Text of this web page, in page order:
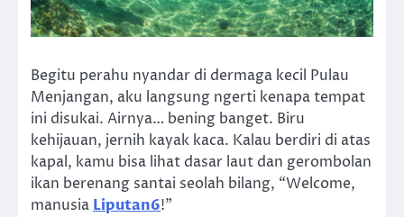
Begitu perahu nyandar di dermaga kecil Pulau
Menjangan, aku langsung ngerti kenapa tempat
ini disukai. Airnya… bening banget. Biru
kehijauan, jernih kayak kaca. Kalau berdiri di atas
kapal, kamu bisa lihat dasar laut dan gerombolan
ikan berenang santai seolah bilang, “Welcome,
manusia Liputan6!”